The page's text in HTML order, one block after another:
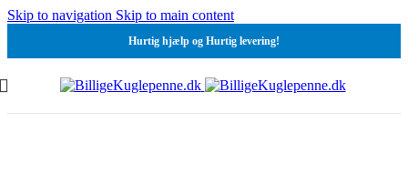
Skip to navigation Skip to main content
Hurtig hjælp og Hurtig levering!